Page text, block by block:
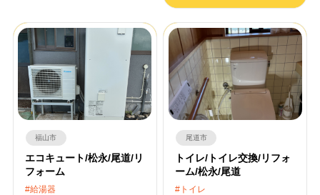
福山市
エコキュート/松永/尾道/リ
フォーム
給湯器
尾道市
トイレ/トイレ交換/リフォ
ーム/松永/尾道
トイレ